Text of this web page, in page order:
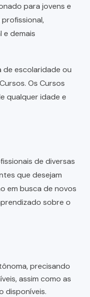
para jovens e
e demais
de escolaridade ou
Os Cursos
qualquer idade e
de diversas
que desejam
em busca de novos
sobre o
precisando
assim como as
disponíveis.